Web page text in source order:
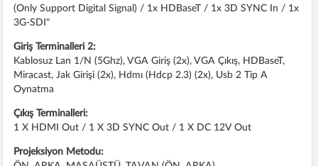
(only Support Digital Signal) / 1x HDBaseT / 1x 3D SYNC In / 1x
3G-SDI"
Giriş Terminalleri 2:
Kablosuz Lan 1/n (5Ghz), VGA Giriş (2x), VGA Çıkış, HDBaseT,
Miracast, Jak Girişi (2x), Hdmı (hdcp 2.3) (2x), Usb 2 Tip A
Oynatma
Çıkış Terminalleri:
1 X HDMI Out / 1 X 3D SYNC Out / 1 X DC 12V Out
Projeksiyon Metodu: